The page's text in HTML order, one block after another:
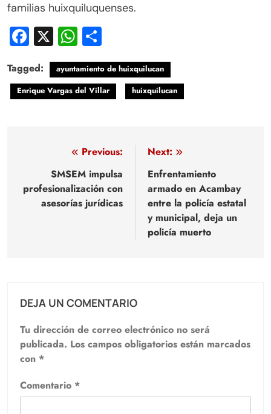
familias huixquiluquenses.
Facebook
X WhatsApp
Tagged:
ayuntamiento de huixquilucan
Enrique Vargas del Villar
huixquilucan
Navegación
entradas
Previous:
SMSEM impulsa
profesionalización con
asesorías jurídicas
Next:
Enfrentamiento
armado en Acambay
entre la policía estatal
y municipal, deja un
policía muerto
DEJA UN COMENTARIO
Tu dirección de correo electrónico no será
publicada. Los campos obligatorios están marcados
con *
Comentario *